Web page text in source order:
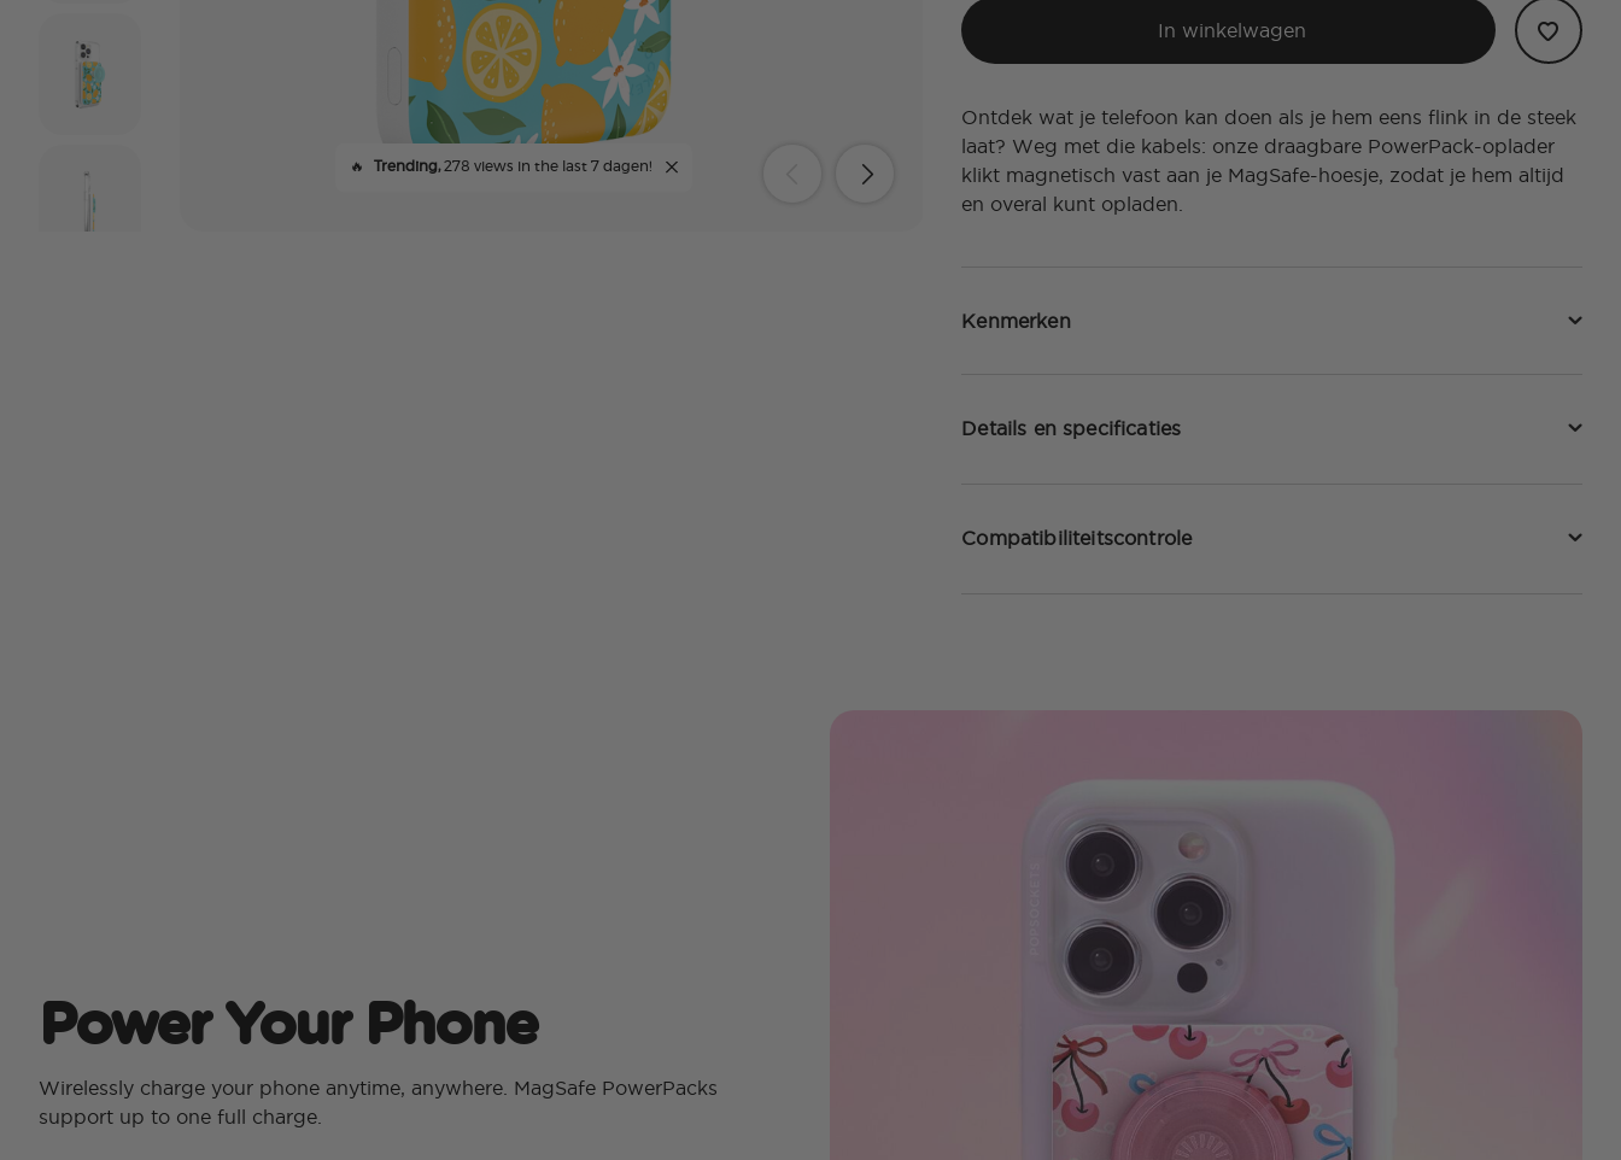
🔥 Trending,278 views in the last 7 dagen!
In winkelwagen
Ontdek wat je telefoon kan doen als je hem eens flink in de steek
laat? Weg met die kabels: onze draagbare PowerPack-oplader
klikt magnetisch vast aan je MagSafe-hoesje, zodat je hem altijd
en overal kunt opladen.
Kenmerken
Details en specificaties
Compatibiliteitscontrole
Power Your Phone
Wirelessly charge your phone anytime, anywhere. MagSafe PowerPacks
support up to one full charge.